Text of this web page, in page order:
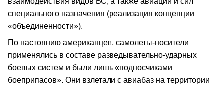
специального назначения (реализация концепции
«объединенности»).
По настоянию американцев, самолеты-носители
применялись в составе разведывательно-ударных
боевых систем и были лишь «подносчиками
боеприпасов». Они взлетали с авиабаз на территории